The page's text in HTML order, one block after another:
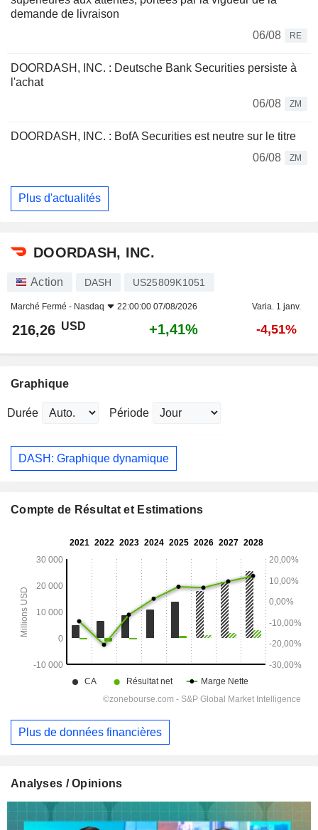
demande de livraison
06/08
RE
DOORDASH, INC. : Deutsche Bank Securities persiste à
l'achat
06/08
ZM
DOORDASH, INC. : BofA Securities est neutre sur le titre
06/08
ZM
Plus d'actualités
DOORDASH, INC.
Action DASH US25809K1051
Marché Fermé - Nasdaq 22:00:00 07/08/2026 Varia. 1 janv.
216,26 USD +1,41% -4,51%
Graphique
Durée Période
DASH: Graphique dynamique
Compte de Résultat et Estimations
Plus de données financières
Analyses / Opinions